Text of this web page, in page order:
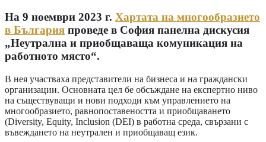
На 9 ноември 2023 г. Хартата на многообразието
в България проведе в София панелна дискусия
„Неутрална и приобщаваща комуникация на
работното място“.
В нея участваха представители на бизнеса и на граждански
организации. Основната цел бе обсъждане на експертно ниво
на съществуващи и нови подходи към управлението на
многообразието, равнопоставеността и приобщаването
(Diversity, Equity, Inclusion (DEI) в работна среда, свързани с
въвеждането на неутрален и приобщаващ език.